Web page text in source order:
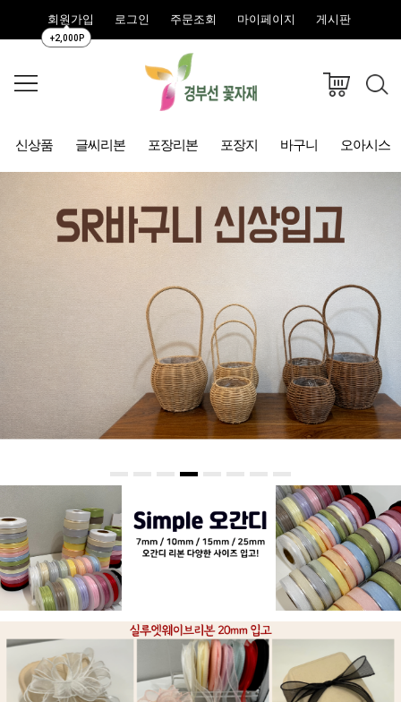
회원가입
+2,000P
로그인 주문조회 마이페이지 게시판
신상품 글씨리본 포장리본 포장지 바구니 오아시스